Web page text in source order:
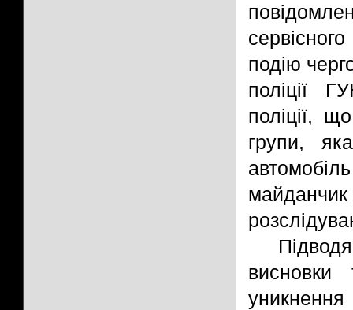
подію
поліції
поліції,
групи,
уникнення